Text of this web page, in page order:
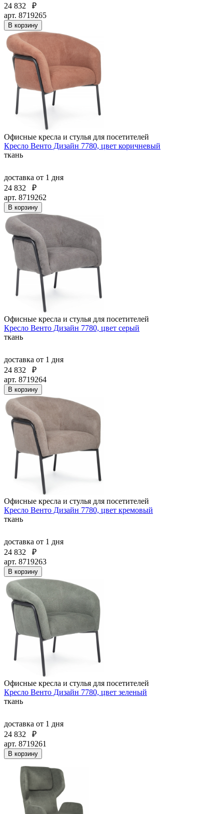
24 832
₽
арт. 8719265
В корзину
Офисные кресла и стулья для посетителей
Кресло Венто Дизайн 7780, цвет коричневый
ткань
доставка от 1 дня
24 832
₽
арт. 8719262
В корзину
Офисные кресла и стулья для посетителей
Кресло Венто Дизайн 7780, цвет серый
ткань
доставка от 1 дня
24 832
₽
арт. 8719264
В корзину
Офисные кресла и стулья для посетителей
Кресло Венто Дизайн 7780, цвет кремовый
ткань
доставка от 1 дня
24 832
₽
арт. 8719263
В корзину
Офисные кресла и стулья для посетителей
Кресло Венто Дизайн 7780, цвет зеленый
ткань
доставка от 1 дня
24 832
₽
арт. 8719261
В корзину